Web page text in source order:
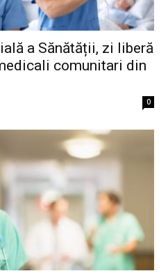
a Sănătății, zi liberă
comunitari din
0